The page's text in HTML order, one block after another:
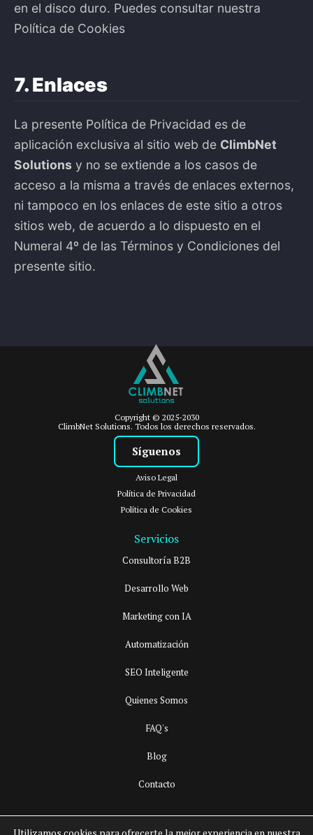
en el disco duro. Puedes consultar nuestra
Política de Cookies
7. Enlaces
La presente Política de Privacidad es de
aplicación exclusiva al sitio web de ClimbNet
Solutions y no se extiende a los casos de
acceso a la misma a través de enlaces externos,
ni tampoco en los enlaces de este sitio a otros
sitios web, de acuerdo a lo dispuesto en el
Numeral 4º de las Términos y Condiciones del
presente sitio.
Copyright © 2025-2030
ClimbNet Solutions. Todos los derechos reservados.
Síguenos
Aviso Legal
Política de Privacidad
Política de Cookies
Servicios
Consultoría B2B
Desarrollo Web
Marketing con IA
Automatización
SEO Inteligente
Quienes Somos
FAQ's
Blog
Contacto